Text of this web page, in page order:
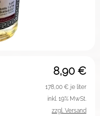
8,90 €
178,00 € je liter
inkl. 19% MwSt.
zzgl. Versand